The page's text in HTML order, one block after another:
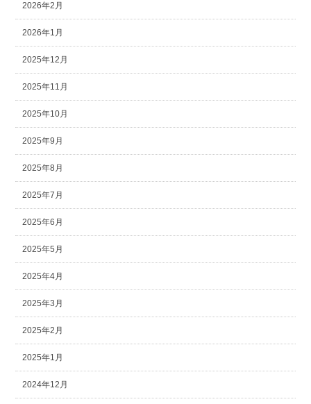
2026年2月
2026年1月
2025年12月
2025年11月
2025年10月
2025年9月
2025年8月
2025年7月
2025年6月
2025年5月
2025年4月
2025年3月
2025年2月
2025年1月
2024年12月